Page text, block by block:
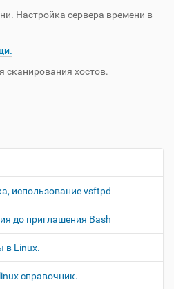
Настройка сервера времени в
сканирования хостов.
использование vsftpd
до приглашения Bash
в Linux.
справочник.